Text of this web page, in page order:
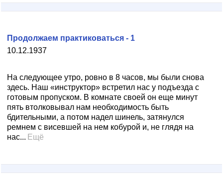
10.12.1937
Продолжаем практиковаться - 1
На следующее утро, ровно в 8 часов, мы были снова
здесь. Наш «инструктор» встретил нас у подъезда с
готовым пропуском. В комнате своей он еще минут
пять втолковывал нам необходимость быть
бдительными, а потом надел шинель, затянулся
ремнем с висевшей на нем кобурой и, не глядя на
нас... Ещё